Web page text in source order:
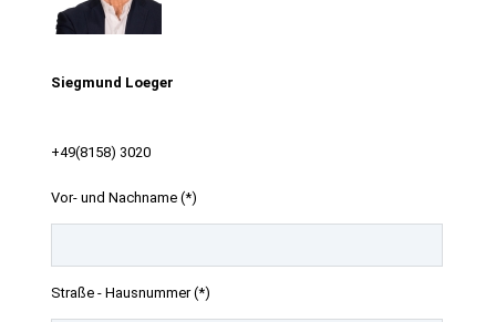
Siegmund Loeger
+49(8158) 3020
Vor- und Nachname (*)
Straße - Hausnummer (*)